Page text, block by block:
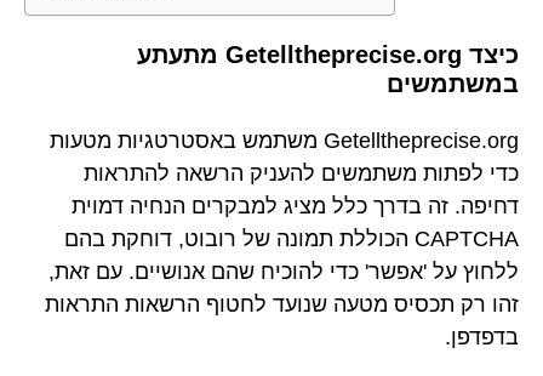
כיצד Getelltheprecise.org מתעתע
במשתמשים
Getelltheprecise.org משתמש באסטרטגיות מטעות
כדי לפתות משתמשים להעניק הרשאה להתראות
דחיפה. זה בדרך כלל מציג למבקרים הנחיה דמוית
CAPTCHA הכוללת תמונה של רובוט, דוחקת בהם
ללחוץ על 'אפשר' כדי להוכיח שהם אנושיים. עם זאת,
זהו רק תכסיס מטעה שנועד לחטוף הרשאות התראות
בדפדפן.